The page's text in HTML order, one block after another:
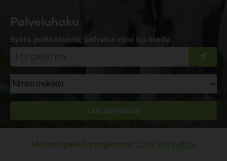
Palveluhaku
Syötä paikkakunta, palvelun nimi tai osoite
Mainospaikka vapaana! Ota yhteyttä.